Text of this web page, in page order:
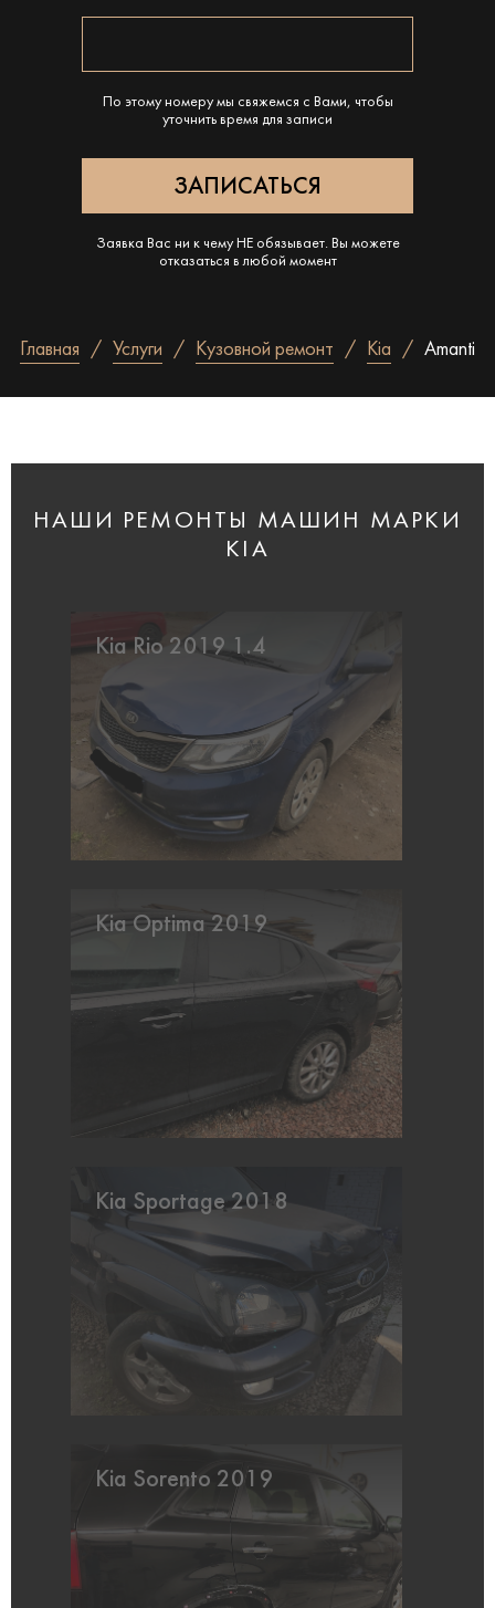
По этому номеру мы свяжемся с Вами, чтобы
уточнить время для записи
Заявка Вас ни к чему НЕ обязывает. Вы можете
отказаться в любой момент
Главная Услуги Кузовной ремонт Kia Amanti
НАШИ РЕМОНТЫ МАШИН МАРКИ
KIA
Kia Rio 2019 1.4
Kia Optima 2019
Kia Sportage 2018
Kia Sorento 2019